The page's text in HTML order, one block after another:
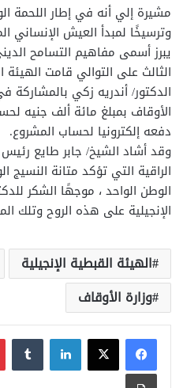
مشيرة إلي أنه في إطار اللحمة
وترسيخًا لمبدأ العيش
يبرز أسمى مفاهيم التسامح
الثالث على التوالي قامت الهيئة
الدكتور/ أندريه زكي
الأوقاف بمبلغ مائة ألف جنيه
دفعه إلكترونيا لحساب المشروع.
وقد أشاد الشيخ/ جابر طايع
الراقية التي تؤكد متانة
الوطن الواحد ، موجهًا الشكر
الإنجيلية على هذه الروح وتلك
الهيئة القبطية الإنجيلية
وزارة الأوقاف
لينكدإن
طباعة